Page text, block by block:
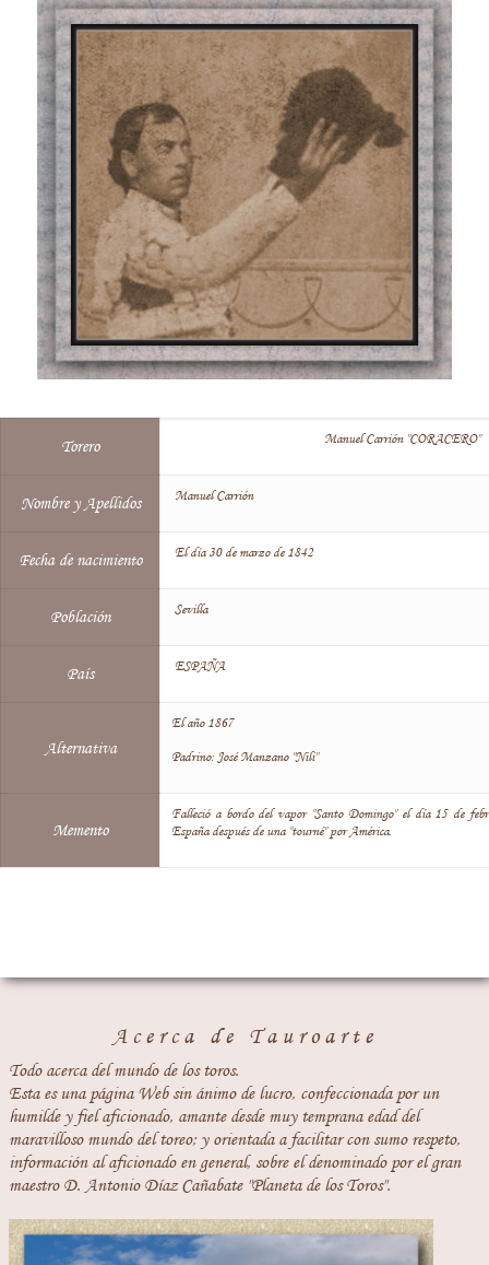
Torero Manuel Carrión "CORACERO"
Nombre y Apellidos Manuel Carrión
Fecha de nacimiento El día 30 de marzo de 1842
Población Sevilla
País ESPAÑA
Alternativa
El año 1867
Padrino: José Manzano "Nili"
Memento
Falleció a bordo del vapor "Santo Domingo" el día 15 de
España después de una "tourné" por América.
Acerca de Tauroarte
Todo acerca del mundo de los toros.
Esta es una página Web sin ánimo de lucro, confeccionada por un
humilde y fiel aficionado, amante desde muy temprana edad del
maravilloso mundo del toreo; y orientada a facilitar con sumo respeto,
información al aficionado en general, sobre el denominado por el gran
maestro D. Antonio Díaz Cañabate "Planeta de los Toros".